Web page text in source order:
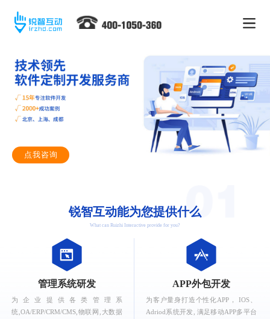
点我咨询
锐智互动能为您提供什么
What can Ruizhi Interactive provide for you?
管理系统研发
为企业提供各类管理系
统,OA/ERP/CRM/CMS,物联网,大数据
APP外包开发
为客户量身打造个性化APP， IOS、
Adriod系统开发, 满足移动APP多平台